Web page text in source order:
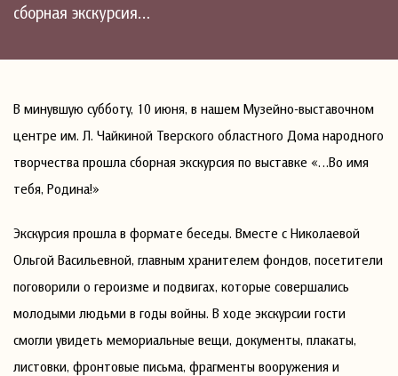
сборная экскурсия…
В минувшую субботу, 10 июня, в нашем Музейно-выставочном
центре им. Л. Чайкиной Тверского областного Дома народного
творчества прошла сборная экскурсия по выставке «…Во имя
тебя, Родина!»
Экскурсия прошла в формате беседы. Вместе с Николаевой
Ольгой Васильевной, главным хранителем фондов, посетители
поговорили о героизме и подвигах, которые совершались
молодыми людьми в годы войны. В ходе экскурсии гости
смогли увидеть мемориальные вещи, документы, плакаты,
листовки, фронтовые письма, фрагменты вооружения и